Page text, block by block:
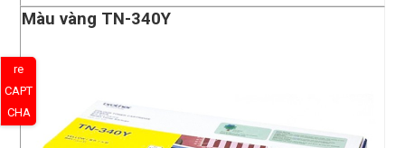
Màu vàng TN-340Y
re
CAPT
CHA